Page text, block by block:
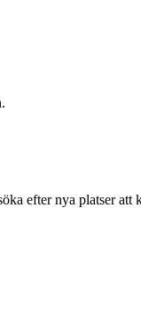
efter nya platser